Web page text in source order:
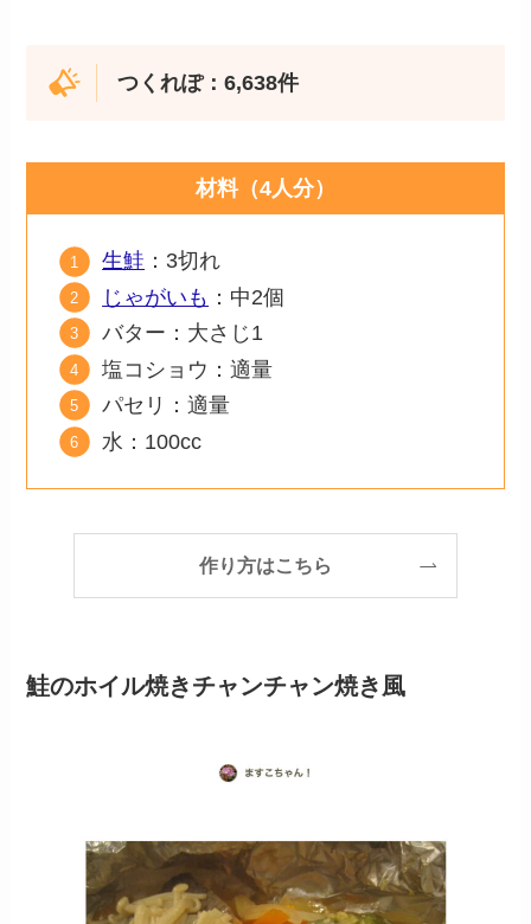
つくれぽ：6,638件
材料（4人分）
生鮭 ：3切れ
じゃがいも ：中2個
バター：大さじ1
塩コショウ：適量
パセリ：適量
水：100cc
作り方はこちら
鮭のホイル焼きチャンチャン焼き風